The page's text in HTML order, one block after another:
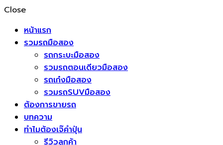
Close
หน้าแรก
รวมรถมือสอง
รถกระบะมือสอง
รวมรถตอนเดียวมือสอง
รถเก๋งมือสอง
รวมรถSUVมือสอง
ต้องการขายรถ
บทความ
ทำไมต้องเจ๊คำปุ่น
รีวิวลูกค้า